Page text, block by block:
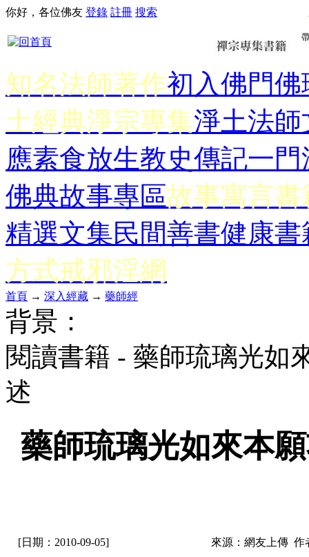
你好，各位佛友 登錄 註冊 搜索
知名法師著作初入佛門佛
土經典淨宗專集淨土法師
應素食放生教史傳記一門
佛典故事專區故事寓言書
精選文集民間善書健康書
方式戒邪淫網
首頁 → 深入經藏 → 藥師經
背景：
閱讀書籍 - 藥師琉璃光
述
藥師琉璃光如來本
[日期：2010-09-05] 來源：網友上傳 作